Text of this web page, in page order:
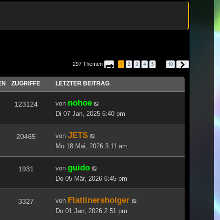
297 Themen Seite von 10
1 2 3 4 5 10
ZUGRIFFE LETZTER BEITRAG
123124 von nohoe
Di 07 Jan, 2025 6:40 pm
20465 von JETS
Mo 18 Mai, 2026 3:11 am
1931 von guido
Do 05 Mär, 2026 6:45 pm
3327 von Flatlinersholger
Do 01 Jan, 2026 2:51 pm